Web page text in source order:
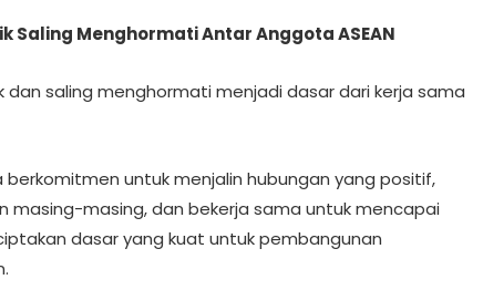
Saling Menghormati Antar Anggota ASEAN
dan saling menghormati menjadi dasar dari kerja sama
untuk menjalin hubungan yang positif,
masing-masing, dan bekerja sama untuk mencapai
dasar yang kuat untuk pembangunan